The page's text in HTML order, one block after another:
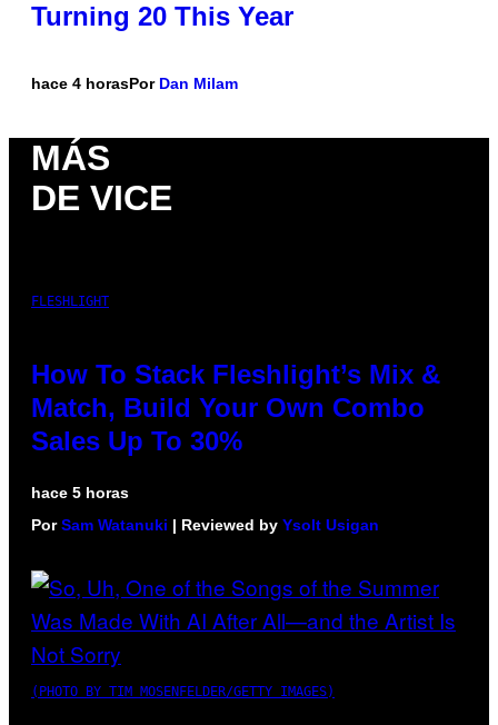
Turning 20 This Year
hace 4 horasPor Dan Milam
MÁS
DE VICE
FLESHLIGHT
How To Stack Fleshlight’s Mix &
Match, Build Your Own Combo
Sales Up To 30%
hace 5 horas
PorSam Watanuki | Reviewed by Ysolt Usigan
(PHOTO BY TIM MOSENFELDER/GETTY IMAGES)